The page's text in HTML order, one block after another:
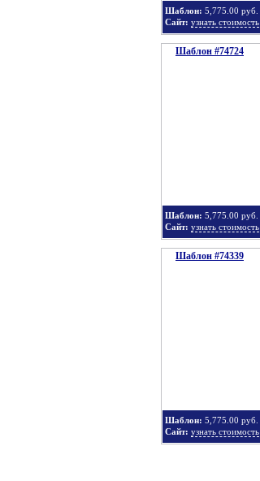
Шаблон: 5,775.00 руб.
Сайт: узнать стоимость
Шаблон #74724
Шаблон: 5,775.00 руб.
Сайт: узнать стоимость
Шаблон #74339
Шаблон: 5,775.00 руб.
Сайт: узнать стоимость